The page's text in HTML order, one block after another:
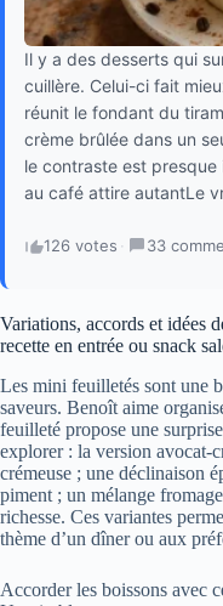
Il y a des desserts qui
cuillère. Celui-ci fait
réunit le fondant du
crème brûlée dans un
le contraste est presque
au café attire autantLe
126 votes · 33
Variations, accords et idées
recette en entrée ou snack
Les mini feuilletés sont une
saveurs. Benoît aime
feuilleté propose une
explorer : la version avocat-
crémeuse ; une déclinaison
piment ; un mélange
richesse. Ces variantes
thème d’un dîner ou aux
Accorder les boissons avec